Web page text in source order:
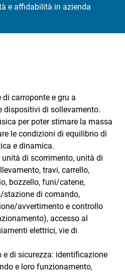
e affidabilità in azienda
carroponte e gru a
dispositivi di sollevamento.
per poter stimare la massa
le condizioni di equilibrio di
e dinamica.
di scorrimento, unità di
travi, carrello,
bozzello, funi/catene,
di comando,
avvertimento e controllo
accesso al
elettrici, vie di
di sicurezza: identificazione
e loro funzionamento,